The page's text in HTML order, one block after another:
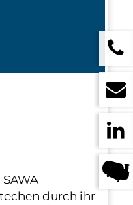
durch ihr